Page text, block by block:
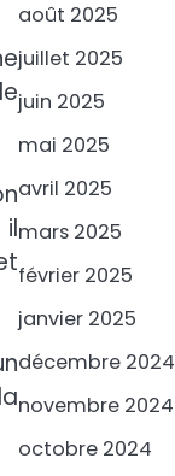
août 2025
juillet 2025
juin 2025
mai 2025
avril 2025
mars 2025
février 2025
janvier 2025
décembre 2024
novembre 2024
octobre 2024